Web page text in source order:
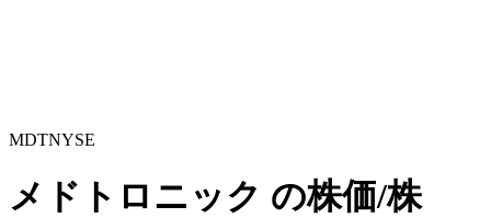
MDTNYSE
メドトロニック の株価/株